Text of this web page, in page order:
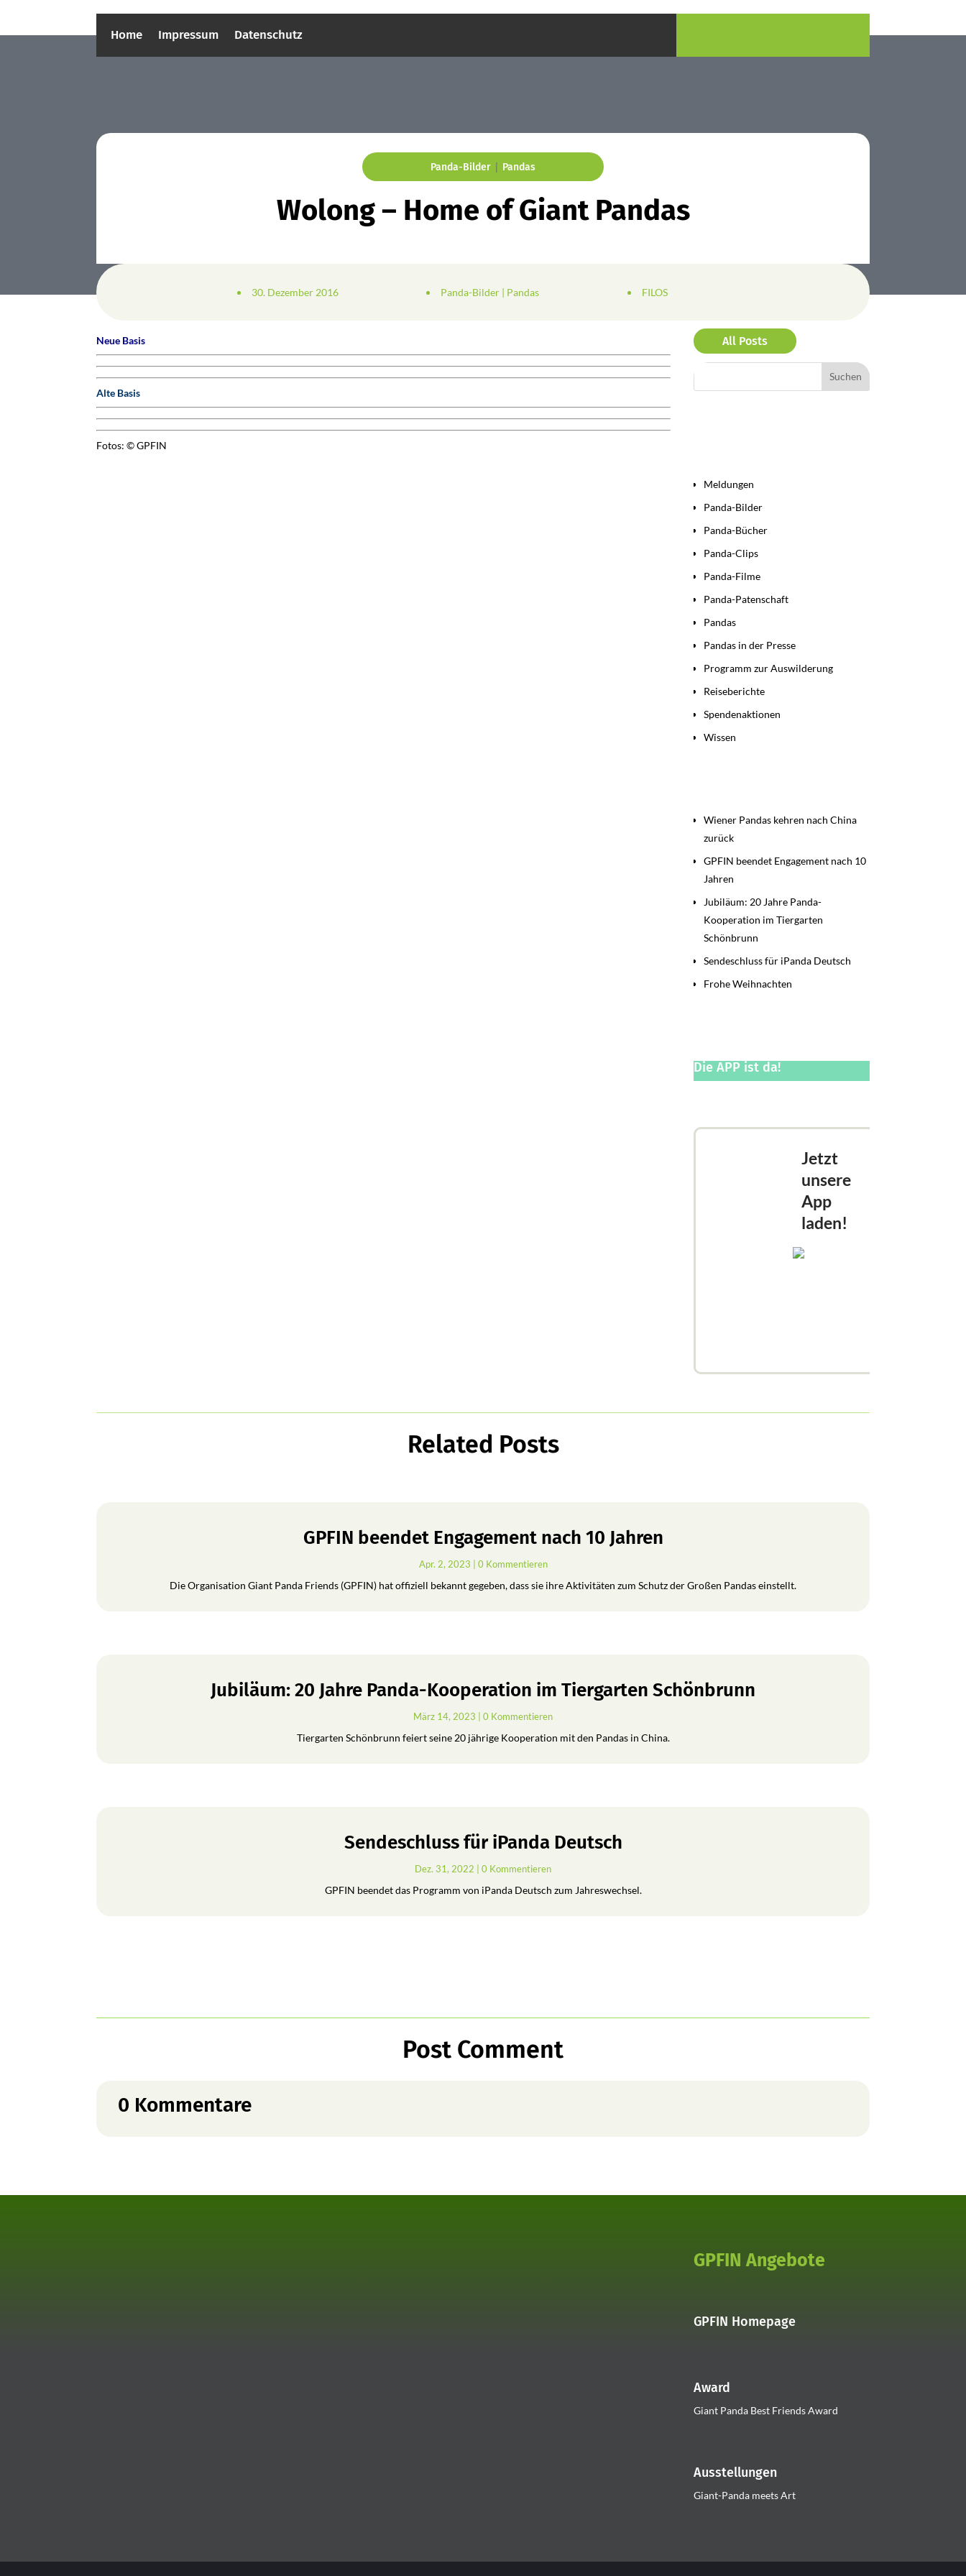
Home Impressum Datenschutz
Panda-Bilder | Pandas
Wolong – Home of Giant Pandas
30. Dezember 2016 Panda-Bilder | Pandas FILOS
Neue Basis
Alte Basis
Fotos: © GPFIN
All Posts
Meldungen
Panda-Bilder
Panda-Bücher
Panda-Clips
Panda-Filme
Panda-Patenschaft
Pandas
Pandas in der Presse
Programm zur Auswilderung
Reiseberichte
Spendenaktionen
Wissen
Wiener Pandas kehren nach China
zurück
GPFIN beendet Engagement nach 10
Jahren
Jubiläum: 20 Jahre Panda-
Kooperation im Tiergarten
Schönbrunn
Sendeschluss für iPanda Deutsch
Frohe Weihnachten
Die APP ist da!
Jetzt
unsere
App
laden!
Related Posts
GPFIN beendet Engagement nach 10 Jahren
Apr. 2, 2023 | 0 Kommentieren
Die Organisation Giant Panda Friends (GPFIN) hat offiziell bekannt gegeben, dass sie ihre Aktivitäten zum Schutz der Großen Pandas einstellt.
Jubiläum: 20 Jahre Panda-Kooperation im Tiergarten Schönbrunn
März 14, 2023 | 0 Kommentieren
Tiergarten Schönbrunn feiert seine 20 jährige Kooperation mit den Pandas in China.
Sendeschluss für iPanda Deutsch
Dez. 31, 2022 | 0 Kommentieren
GPFIN beendet das Programm von iPanda Deutsch zum Jahreswechsel.
Post Comment
0 Kommentare
GPFIN Angebote
GPFIN Homepage
Award
Giant Panda Best Friends Award
Ausstellungen
Giant-Panda meets Art